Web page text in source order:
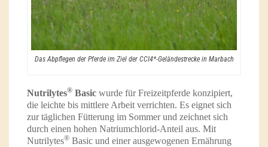
Das Abpflegen der Pferde im Ziel der CCI4*-Geländestrecke in Marbach
Nutrilytes® Basic wurde für Freizeitpferde konzipiert,
die leichte bis mittlere Arbeit verrichten. Es eignet sich
zur täglichen Fütterung im Sommer und zeichnet sich
durch einen hohen Natriumchlorid-Anteil aus. Mit
Nutrilytes® Basic und einer ausgewogenen Ernährung